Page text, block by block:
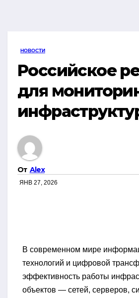
НОВОСТИ
Российское
для
От Alex
ЯНВ 27, 2026
В современном мире
технологий и цифровой
эффективность работы
объектов — сетей, серверов,